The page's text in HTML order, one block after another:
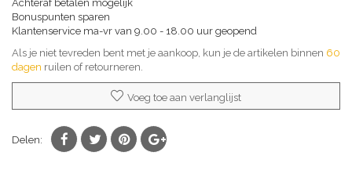
Achteraf betalen mogelijk
Bonuspunten sparen
Klantenservice ma-vr van 9.00 - 18.00 uur geopend
Als je niet tevreden bent met je aankoop, kun je de artikelen binnen 60
dagen ruilen of retourneren.
Voeg toe aan verlanglijst
Delen: